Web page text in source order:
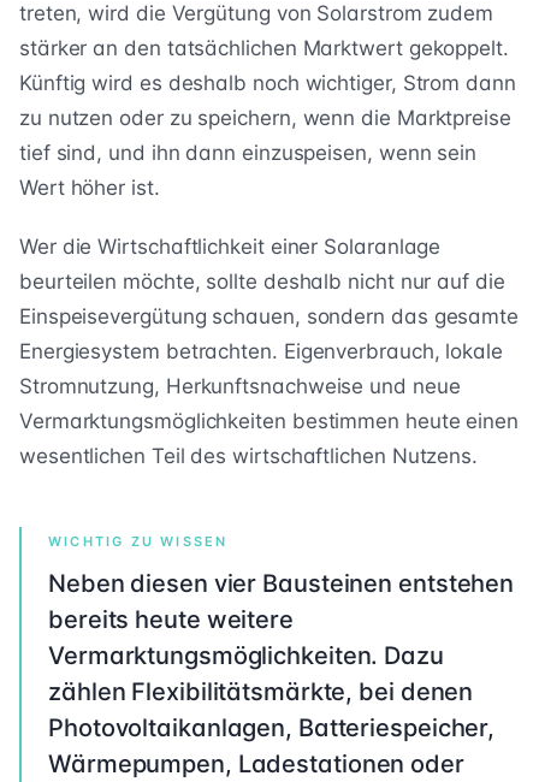
treten, wird die Vergütung von Solarstrom zudem
stärker an den tatsächlichen Marktwert gekoppelt.
Künftig wird es deshalb noch wichtiger, Strom dann
zu nutzen oder zu speichern, wenn die Marktpreise
tief sind, und ihn dann einzuspeisen, wenn sein
Wert höher ist.
Wer die Wirtschaftlichkeit einer Solaranlage
beurteilen möchte, sollte deshalb nicht nur auf die
Einspeisevergütung schauen, sondern das gesamte
Energiesystem betrachten. Eigenverbrauch, lokale
Stromnutzung, Herkunftsnachweise und neue
Vermarktungsmöglichkeiten bestimmen heute einen
wesentlichen Teil des wirtschaftlichen Nutzens.
WICHTIG ZU WISSEN
Neben diesen vier Bausteinen entstehen
bereits heute weitere
Vermarktungsmöglichkeiten. Dazu
zählen Flexibilitätsmärkte, bei denen
Photovoltaikanlagen, Batteriespeicher,
Wärmepumpen, Ladestationen oder